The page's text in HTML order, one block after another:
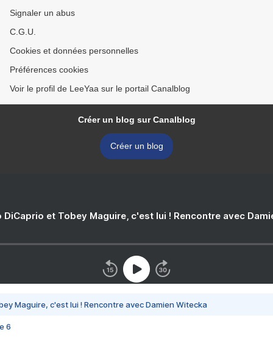
Signaler un abus
C.G.U.
Cookies et données personnelles
Préférences cookies
Voir le profil de LeeYaa sur le portail Canalblog
Créer un blog sur Canalblog
Créer un blog
DiCaprio et Tobey Maguire, c'est lui ! Rencontre avec
Maguire, c'est lui ! Rencontre avec Damien Witecka
6